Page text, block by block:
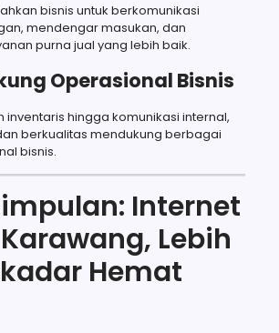
bisnis untuk berkomunikasi
mendengar masukan, dan
purna jual yang lebih baik.
Operasional Bisnis
inventaris hingga komunikasi internal,
berkualitas mendukung berbagai
bisnis.
Internet
Lebih
Hemat